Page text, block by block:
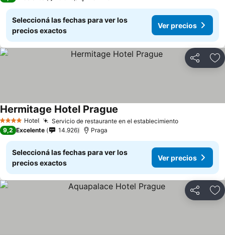
Seleccioná las fechas para ver los
precios exactos
Ver precios
Compartir
4 EstrellasHotel Servicio de restaurante en el establecimiento
Hermitage Hotel Prague
9,2 Excelente 14.926 Praga
Seleccioná las fechas para ver los
precios exactos
Ver precios
Compartir